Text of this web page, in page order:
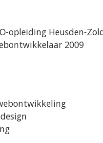
opleiding Heusden-
2009